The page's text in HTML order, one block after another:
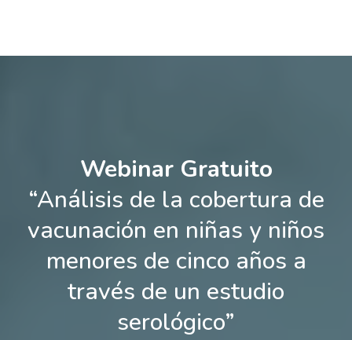
Webinar Gratuito
“Análisis de la cobertura de
vacunación en niñas y niños
menores de cinco años a
través de un estudio
serológico”